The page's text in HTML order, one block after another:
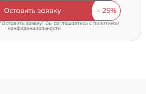
Оставить заявку
заявку" Вы соглашаетесь cполитикой
конфиденциальности